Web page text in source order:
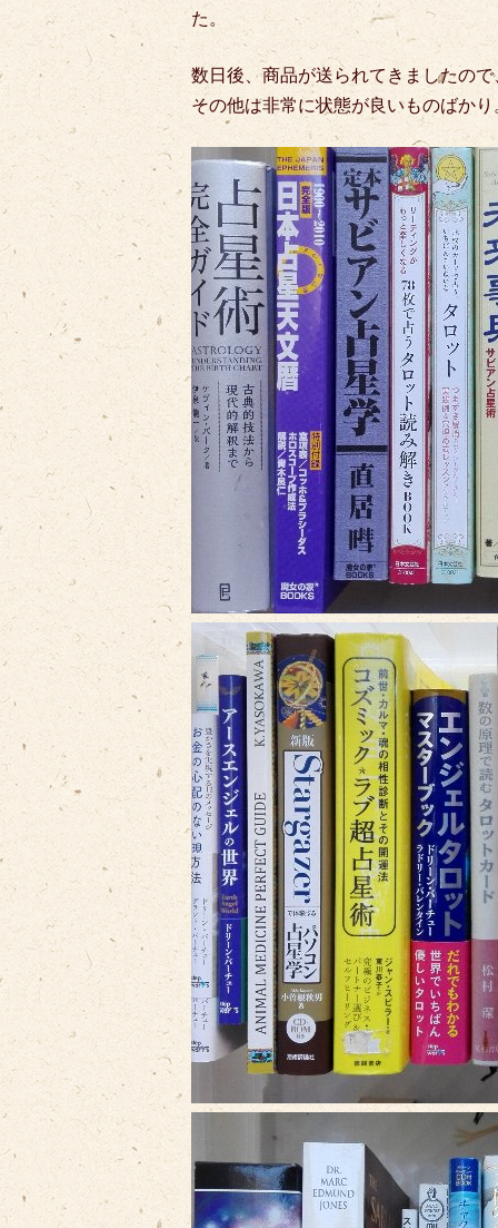
た。
数日後、商品が送られてきましたの
その他は非常に状態が良いものばか